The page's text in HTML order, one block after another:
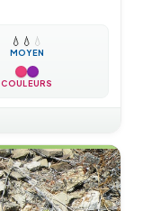
💧 💧 💧
MOYEN
COULEURS